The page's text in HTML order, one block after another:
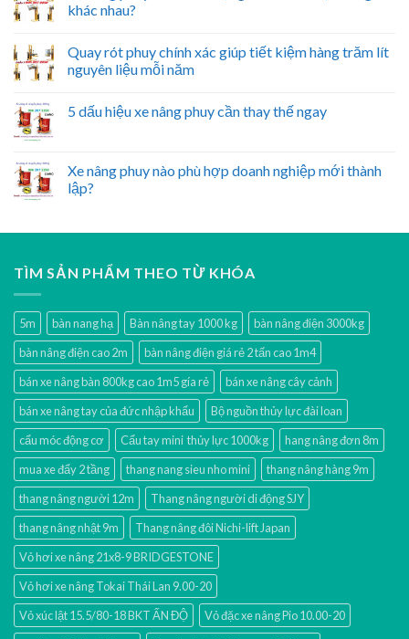
khác nhau?
Quay rót phuy chính xác giúp tiết kiệm hàng trăm lít
nguyên liệu mỗi năm
5 dấu hiệu xe nâng phuy cần thay thế ngay
Xe nâng phuy nào phù hợp doanh nghiệp mới thành
lập?
TÌM SẢN PHẨM THEO TỪ KHÓA
5m bàn nang hạ Bàn nâng tay 1000 kg
bàn nâng điện 3000kg
bàn nâng điện cao 2m
bàn nâng điện giá rẻ 2 tấn cao 1m4
bán xe nâng bàn 800kg cao 1m5 gía rẻ
bán xe nâng cây cảnh
bán xe nâng tay của đức nhập khẩu
Bộ nguồn thủy lực đài loan
cẩu móc động cơ
Cẩu tay mini thủy lực 1000kg
hang nâng đơn 8m
mua xe đẩy 2 tầng
thang nang sieu nho mini
thang nâng hàng 9m
thang nâng người 12m
Thang nâng người di động SJY
thang nâng nhật 9m
Thang nâng đôi Nichi-lift Japan
Vỏ hơi xe nâng 21x8-9 BRIDGESTONE
Vỏ hơi xe nâng Tokai Thái Lan 9.00-20
Vỏ xúc lật 15.5/80-18 BKT ẤN ĐỘ
Vỏ đặc xe nâng Pio 10.00-20